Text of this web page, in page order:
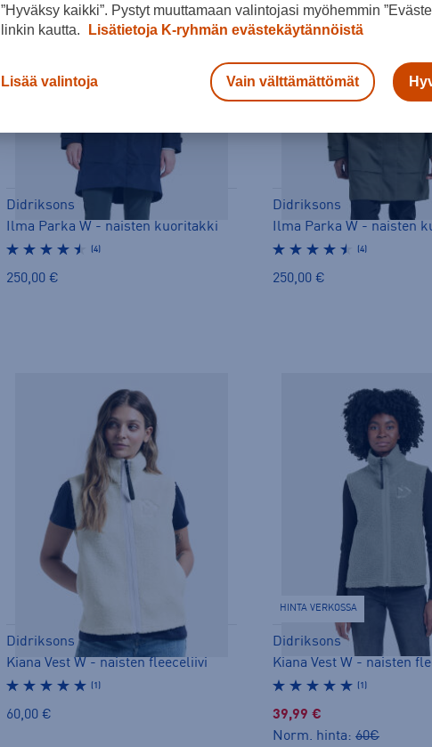
Didriksons
Ilma Parka W - naisten kuoritakki
(4)
250,00 €
Didriksons
Ilma Parka W - naisten
(4)
250,00 €
Didriksons
Kiana Vest W - naisten fleeceliivi
(1)
60,00 €
HINTA VERKOSSA
Didriksons
Kiana Vest W - naisten
(1)
39,99 €
Norm. hinta: 60€
”Hyväksy kaikki”. Pystyt muuttamaan valintojasi myöhemmin
linkin kautta.
Lisätietoja K-ryhmän evästekäytännöistä
Lisää valintoja Vain välttämättömät